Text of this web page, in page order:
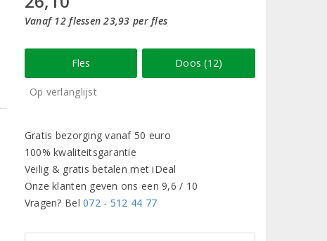
Vanaf 12 flessen 23,93 per fles
Fles Doos (12)
Op verlanglijst
Gratis bezorging vanaf 50 euro
100% kwaliteitsgarantie
Veilig & gratis betalen met iDeal
Onze klanten geven ons een 9,6 / 10
Vragen? Bel072 - 512 44 77